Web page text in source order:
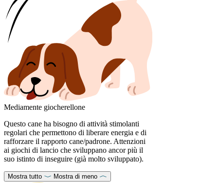
Mediamente giocherellone
Questo cane ha bisogno di attività stimolanti
regolari che permettono di liberare energia e di
rafforzare il rapporto cane/padrone. Attenzioni
ai giochi di lancio che sviluppano ancor più il
suo istinto di inseguire (già molto sviluppato).
Mostra tutto Mostra di meno